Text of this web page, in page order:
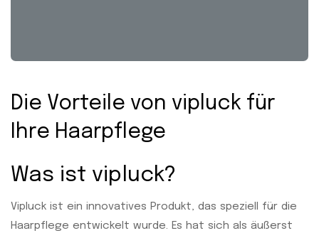
Die Vorteile von vipluck für
Ihre Haarpflege
Was ist vipluck?
Vipluck ist ein innovatives Produkt, das speziell für die
Haarpflege entwickelt wurde. Es hat sich als äußerst